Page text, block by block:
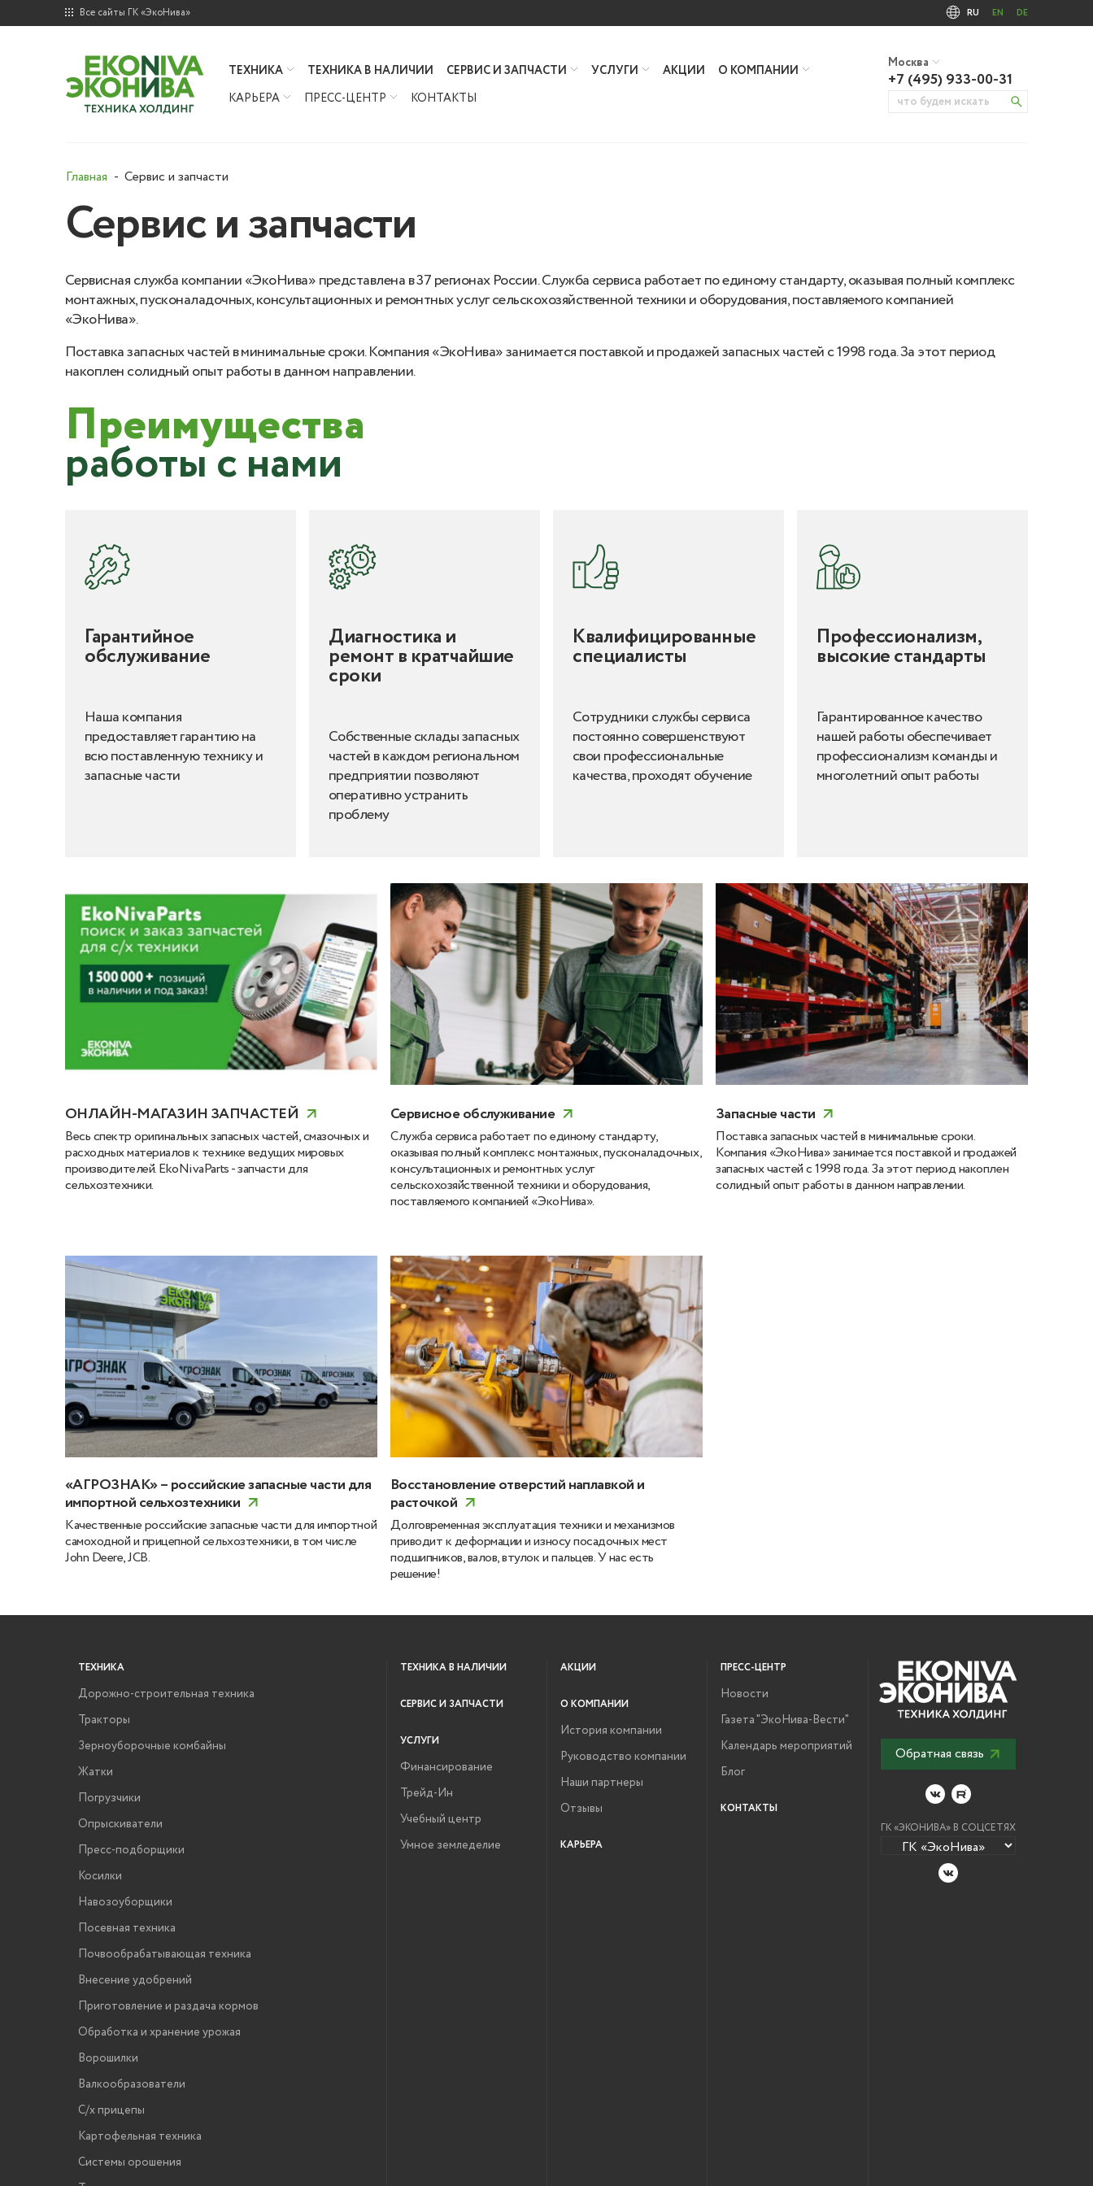
Все сайты ГК «ЭкоНива» RU EN DE
ТЕХНИКА ТЕХНИКА В НАЛИЧИИ СЕРВИС И ЗАПЧАСТИ УСЛУГИ АКЦИИ
О КОМПАНИИ
КАРЬЕРА
ПРЕСС-ЦЕНТР КОНТАКТЫ
Москва
+7 (495) 933-00-31
Главная Сервис и запчасти
Сервис и запчасти
Сервисная служба компании «ЭкоНива» представлена в 37 регионах России. Служба сервиса работает по единому стандарту, оказывая полный комплекс
монтажных, пусконаладочных, консультационных и ремонтных услуг сельскохозяйственной техники и оборудования, поставляемого компанией
«ЭкоНива».
Поставка запасных частей в минимальные сроки. Компания «ЭкоНива» занимается поставкой и продажей запасных частей с 1998 года. За этот период
накоплен солидный опыт работы в данном направлении.
Преимущества
работы с нами
Гарантийное
обслуживание
Наша компания
предоставляет гарантию на
всю поставленную технику и
запасные части
Диагностика и
ремонт в кратчайшие
сроки
Собственные склады запасных
частей в каждом региональном
предприятии позволяют
оперативно устранить
проблему
Квалифицированные
специалисты
Сотрудники службы сервиса
постоянно совершенствуют
свои профессиональные
качества, проходят обучение
Профессионализм,
высокие стандарты
Гарантированное качество
нашей работы обеспечивает
профессионализм команды и
многолетний опыт работы
ОНЛАЙН-МАГАЗИН ЗАПЧАСТЕЙ
Весь спектр оригинальных запасных частей, смазочных и
расходных материалов к технике ведущих мировых
производителей. EkoNivaParts - запчасти для
сельхозтехники.
Сервисное обслуживание
Служба сервиса работает по единому стандарту,
оказывая полный комплекс монтажных, пусконаладочных,
консультационных и ремонтных услуг
сельскохозяйственной техники и оборудования,
поставляемого компанией «ЭкоНива».
Запасные части
Поставка запасных частей в минимальные сроки.
Компания «ЭкоНива» занимается поставкой и продажей
запасных частей с 1998 года. За этот период накоплен
солидный опыт работы в данном направлении.
«АГРОЗНАК» – российские запасные части для
импортной сельхозтехники
Качественные российские запасные части для импортной
самоходной и прицепной сельхозтехники, в том числе
John Deere, JCB.
Восстановление отверстий наплавкой и
расточкой
Долговременная эксплуатация техники и механизмов
приводит к деформации и износу посадочных мест
подшипников, валов, втулок и пальцев. У нас есть
решение!
ТЕХНИКА
Дорожно-строительная техника
Тракторы
Зерноуборочные комбайны
Жатки
Погрузчики
Опрыскиватели
Пресс-подборщики
Косилки
Навозоуборщики
Посевная техника
Почвообрабатывающая техника
Внесение удобрений
Приготовление и раздача кормов
Обработка и хранение урожая
Ворошилки
Валкообразователи
С/х прицепы
Картофельная техника
Системы орошения
ТЕХНИКА В НАЛИЧИИ
СЕРВИС И ЗАПЧАСТИ
УСЛУГИ
Финансирование
Трейд-Ин
Учебный центр
Умное земледелие
АКЦИИ
О КОМПАНИИ
История компании
Руководство компании
Наши партнеры
Отзывы
КАРЬЕРА
ПРЕСС-ЦЕНТР
Новости
Газета "ЭкоНива-Вести"
Календарь мероприятий
Блог
КОНТАКТЫ
Обратная связь
ГК «ЭКОНИВА» В СОЦСЕТЯХ